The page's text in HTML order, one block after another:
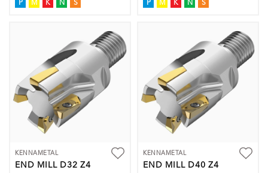
P M K N S P M K N S
KENNAMETAL
END MILL D32 Z4
KENNAMETAL
END MILL D40 Z4